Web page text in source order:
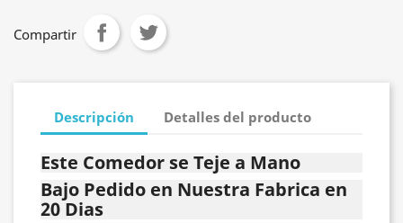
Compartir
Descripción Detalles del producto
Este Comedor se Teje a Mano
Bajo Pedido en Nuestra Fabrica en
20 Dias